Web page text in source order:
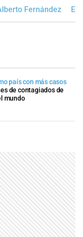
Fernández
país con más casos
de contagiados de
mundo